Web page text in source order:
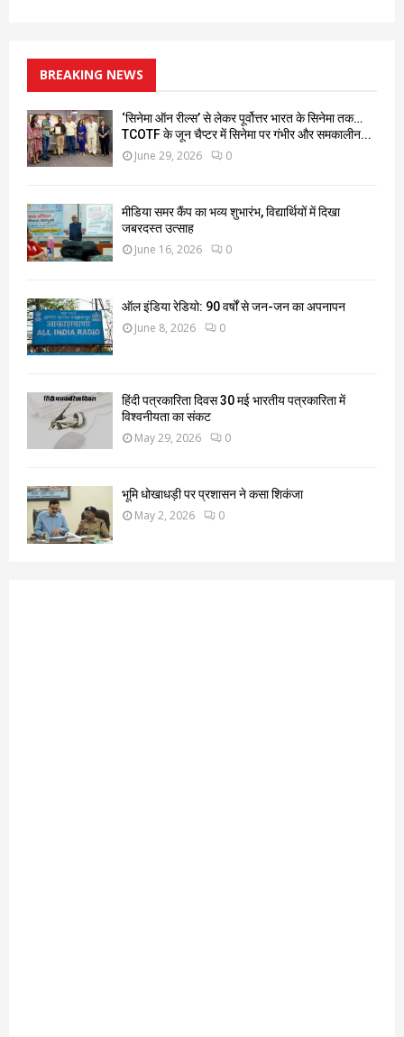
BREAKING NEWS
‘सिनेमा ऑन रील्स’ से लेकर पूर्वोत्तर भारत के सिनेमा तक…
TCOTF के जून चैप्टर में सिनेमा पर गंभीर और समकालीन...
June 29, 2026 0
मीडिया समर कैंप का भव्य शुभारंभ, विद्यार्थियों में दिखा
जबरदस्त उत्साह
June 16, 2026 0
ऑल इंडिया रेडियो: 90 वर्षों से जन-जन का अपनापन
June 8, 2026 0
हिंदी पत्रकारिता दिवस 30 मई भारतीय पत्रकारिता में
विश्वनीयता का संकट
May 29, 2026 0
भूमि धोखाधड़ी पर प्रशासन ने कसा शिकंजा
May 2, 2026 0